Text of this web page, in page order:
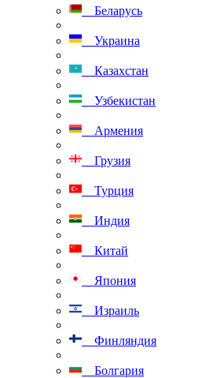
Беларусь
Украина
Казахстан
Узбекистан
Армения
Грузия
Турция
Индия
Китай
Япония
Израиль
Финляндия
Болгария